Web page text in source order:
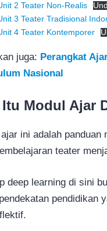
2 Teater Non-Realis
3 Teater Tradisional
4 Teater Kontemporer
juga: Perangkat
Nasional
Modul Ajar
ini adalah
teater
deep learning di sini
pendidikan